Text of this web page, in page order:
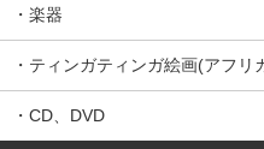
・楽器
・ティンガティンガ絵画(アフリ
・CD、DVD